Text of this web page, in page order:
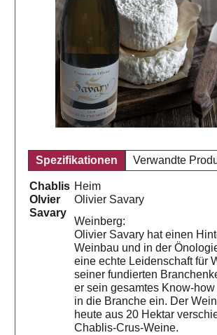
Spezifikationen Verwandte
Chablis
Olvier
Savary
Heim
Olivier Savary
Weinberg:
Olivier Savary hat einen
Weinbau und in der
eine echte Leidenschaft für
seiner fundierten
er sein gesamtes Know-
in die Branche ein. Der
heute aus 20 Hektar
Chablis-Crus-Weine.